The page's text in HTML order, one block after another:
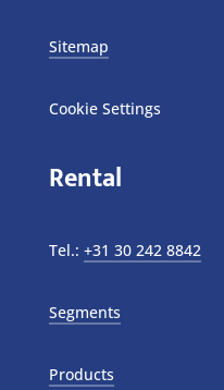
Sitemap
Cookie Settings
Rental
Tel.: +31 30 242 8842
Segments
Products